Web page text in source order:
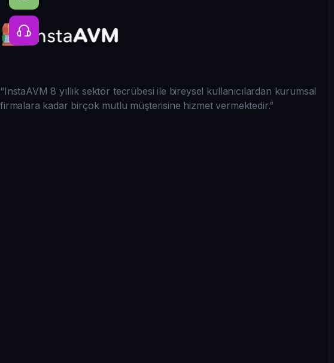
“InstaAVM 8 yıllık sektör tecrübesi ile bireysel kullanıcılardan kurumsal
firmalara kadar birçok mutlu müşterisine hizmet vermektedir.”